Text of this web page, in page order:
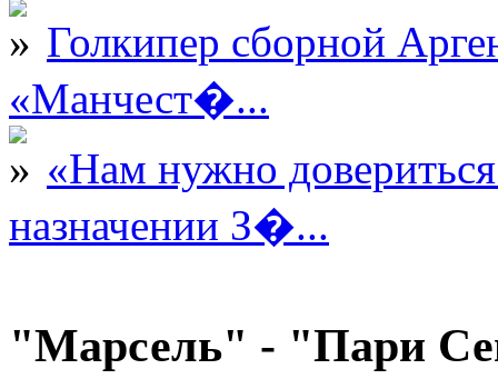
Голкипер сборной
«Манчест�...
«Нам нужно
назначении З�...
"Марсель" - "Пари